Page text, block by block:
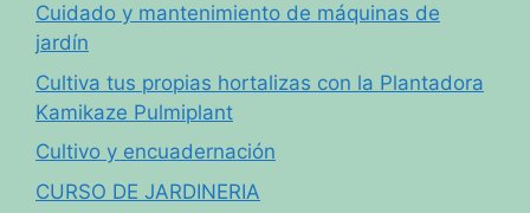
Cuidado y mantenimiento de máquinas de
jardín
Cultiva tus propias hortalizas con la Plantadora
Kamikaze Pulmiplant
Cultivo y encuadernación
CURSO DE JARDINERIA